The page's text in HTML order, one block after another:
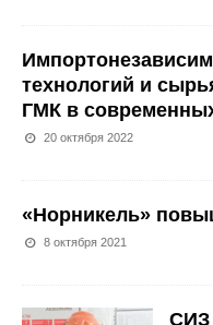
технологий и
ГМК в
20 октября 2022
«Норникель»
8 октября 2021
СИЗ